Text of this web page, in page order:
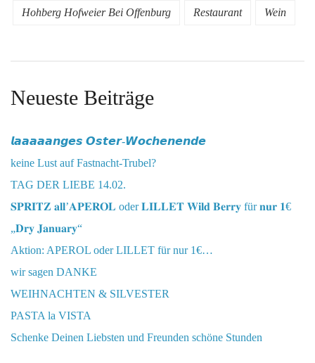
Hohberg Hofweier Bei Offenburg Restaurant Wein
Neueste Beiträge
𝙡𝙖𝙖𝙖𝙖𝙖𝙣𝙜𝙚𝙨 𝙊𝙨𝙩𝙚𝙧-𝙒𝙤𝙘𝙝𝙚𝙣𝙚𝙣𝙙𝙚
keine Lust auf Fastnacht-Trubel?
TAG DER LIEBE 14.02.
𝐒𝐏𝐑𝐈𝐓𝐙 𝐚𝐥𝐥’𝐀𝐏𝐄𝐑𝐎𝐋 oder 𝐋𝐈𝐋𝐋𝐄𝐓 𝐖𝐢𝐥𝐝 𝐁𝐞𝐫𝐫𝐲 für 𝐧𝐮𝐫 𝟏€
„𝐃𝐫𝐲 𝐉𝐚𝐧𝐮𝐚𝐫𝐲“
Aktion: APEROL oder LILLET für nur 1€…
wir sagen DANKE
WEIHNACHTEN & SILVESTER
PASTA la VISTA
Schenke Deinen Liebsten und Freunden schöne Stunden